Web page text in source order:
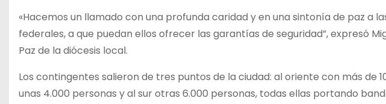
«Hacemos un llamado con una profunda caridad y en una sintonía de paz a
federales, a que puedan ellos ofrecer las garantías de seguridad”, expresó
Paz de la diócesis local.
Los contingentes salieron de tres puntos de la ciudad: al oriente con más de
unas 4.000 personas y al sur otras 6.000 personas, todas ellas portando